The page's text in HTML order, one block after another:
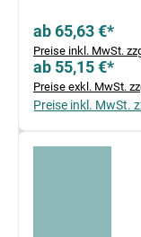
ab 65,63 €*
Preise inkl. MwSt.
ab 55,15 €*
Preise exkl. MwSt.
Preise inkl. MwSt.